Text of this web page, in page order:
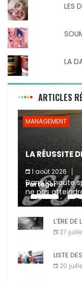
LES
LA
ARTICLES
MANAGEMENT
LA RÉUSSITE
1 août 2026
Dans la haute
ne pas
diverses
Partager :
X
E-mail
L’ÈRE
27
LISTE
20